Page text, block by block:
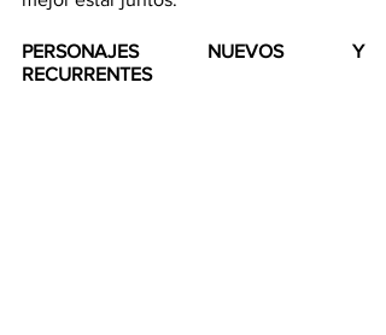
PERSONAJES NUEVOS Y
RECURRENTES